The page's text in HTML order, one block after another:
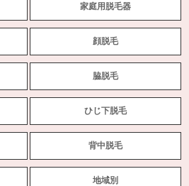
家庭用脱毛器
顔脱毛
脇脱毛
ひじ下脱毛
背中脱毛
地域別